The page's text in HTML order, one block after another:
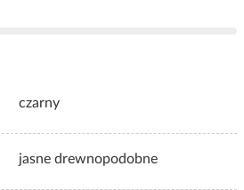
czarny
jasne drewnopodobne